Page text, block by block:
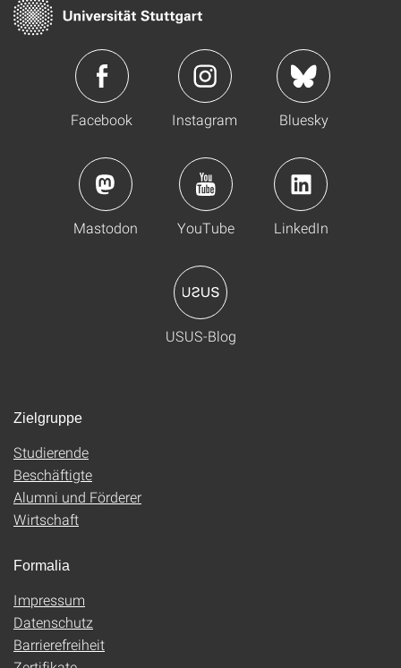
Facebook Instagram Bluesky
Mastodon YouTube LinkedIn
USUS-Blog
Zielgruppe
Studierende
Beschäftigte
Alumni und Förderer
Wirtschaft
Formalia
Impressum
Datenschutz
Barrierefreiheit